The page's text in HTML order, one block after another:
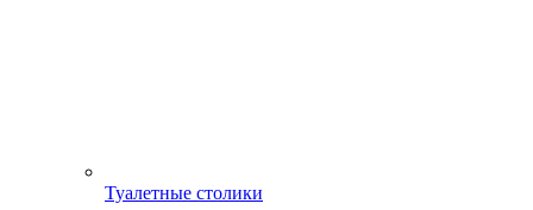
Туалетные столики